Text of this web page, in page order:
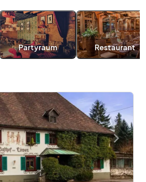
Partyraum Restaurant